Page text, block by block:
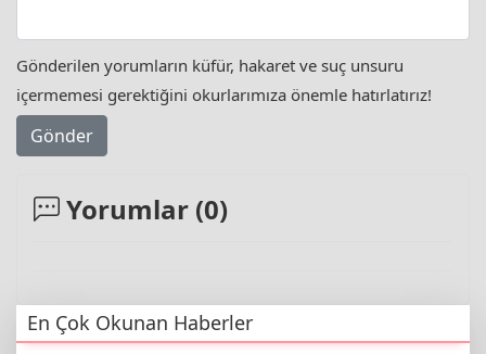
Gönderilen yorumların küfür, hakaret ve suç unsuru
içermemesi gerektiğini okurlarımıza önemle hatırlatırız!
Gönder
Yorumlar (0)
En Çok Okunan Haberler